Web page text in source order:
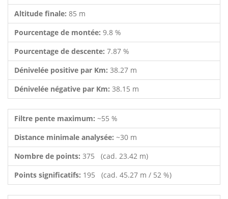
Altitude finale: 85 m
Pourcentage de montée: 9.8 %
Pourcentage de descente: 7.87 %
Dénivelée positive par Km: 38.27 m
Dénivelée négative par Km: 38.15 m
Filtre pente maximum: ~55 %
Distance minimale analysée: ~30 m
Nombre de points: 375 (cad. 23.42 m)
Points significatifs: 195 (cad. 45.27 m / 52 %)